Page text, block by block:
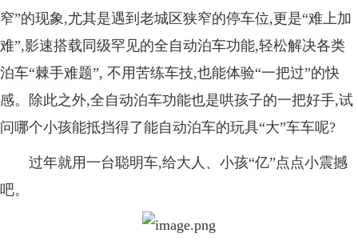
窄”的现象,尤其是遇到老城区狭窄的停车位,更是“难上加
难”,影速搭载同级罕见的全自动泊车功能,轻松解决各类
泊车“棘手难题”, 不用苦练车技,也能体验“一把过”的快
感。除此之外,全自动泊车功能也是哄孩子的一把好手,试
问哪个小孩能抵挡得了能自动泊车的玩具“大”车车呢?
过年就用一台聪明车,给大人、小孩“亿”点点小震撼
吧。